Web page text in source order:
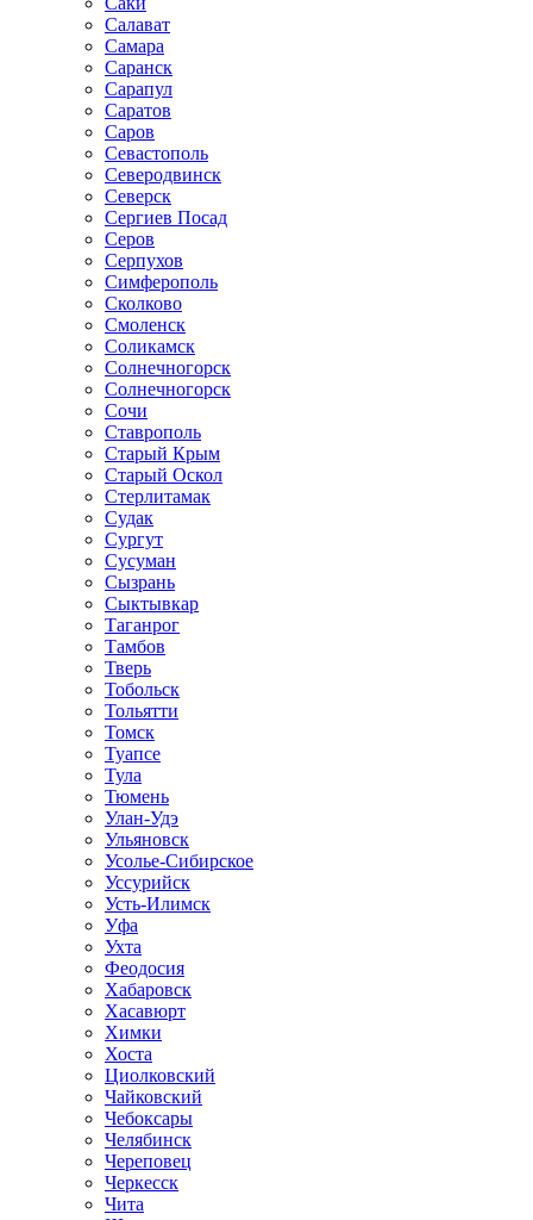
Салават
Самара
Саранск
Сарапул
Саратов
Саров
Севастополь
Северодвинск
Северск
Сергиев Посад
Серов
Серпухов
Симферополь
Сколково
Смоленск
Соликамск
Солнечногорск
Солнечногорск
Сочи
Ставрополь
Старый Крым
Старый Оскол
Стерлитамак
Судак
Сургут
Сусуман
Сызрань
Сыктывкар
Таганрог
Тамбов
Тверь
Тобольск
Тольятти
Томск
Туапсе
Тула
Тюмень
Улан-Удэ
Ульяновск
Усолье-Сибирское
Уссурийск
Усть-Илимск
Уфа
Ухта
Феодосия
Хабаровск
Хасавюрт
Химки
Хоста
Циолковский
Чайковский
Чебоксары
Челябинск
Череповец
Черкесск
Чита